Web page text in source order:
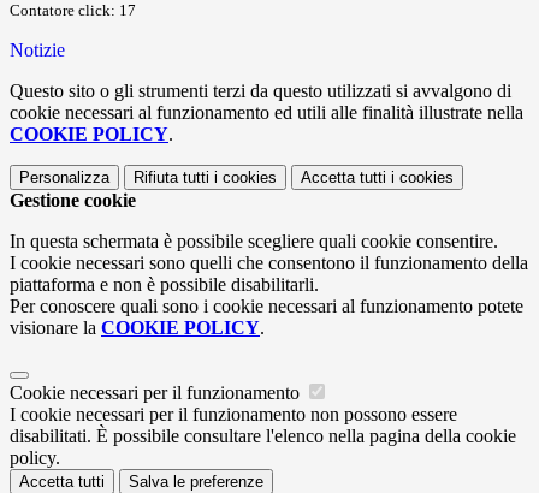
Contatore click: 17
Notizie
Questo sito o gli strumenti terzi da questo utilizzati si avvalgono di
cookie necessari al funzionamento ed utili alle finalità illustrate nella
COOKIE POLICY.
Personalizza Rifiuta tutti i cookies Accetta tutti i cookies
Gestione cookie
In questa schermata è possibile scegliere quali cookie consentire.
I cookie necessari sono quelli che consentono il funzionamento della
piattaforma e non è possibile disabilitarli.
Per conoscere quali sono i cookie necessari al funzionamento potete
visionare la COOKIE POLICY.
Cookie necessari per il funzionamento
I cookie necessari per il funzionamento non possono essere
disabilitati. È possibile consultare l'elenco nella pagina della cookie
policy.
Accetta tutti Salva le preferenze